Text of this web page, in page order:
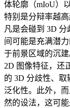
体轮廓（mIoU）
特别是分辩率越
凡是会碰到 3D
间可能是充满潜
于前景区域的沉
2D 图像特征，还
的 3D 分歧性、
泛化性。此外，
然的设法，这可能